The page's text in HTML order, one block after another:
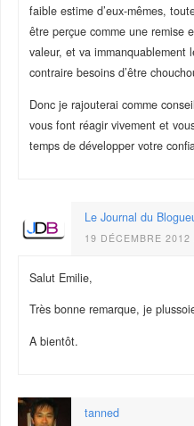
faible estime d’eux-mêmes,
être perçue comme une remise
valeur, et va immanquablement
contraire besoins d’être
Donc je rajouterai comme
vous font réagir vivement et
temps de développer votre
Le Journal du
19 DÉCEMBRE
Salut Emilie,
Très bonne remarque, je
A bientôt.
tanned